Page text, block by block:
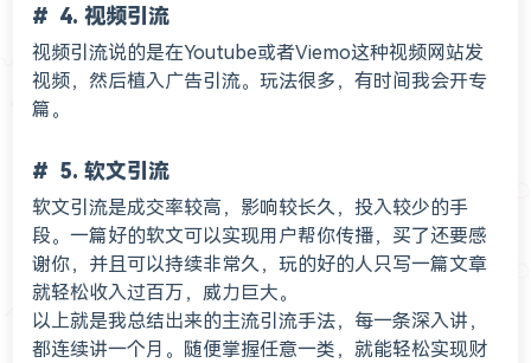
4. 视频引流
视频引流说的是在Youtube或者Viemo这种视频网站发
视频，然后植入广告引流。玩法很多，有时间我会开专
篇。
5. 软文引流
软文引流是成交率较高，影响较长久，投入较少的手
段。一篇好的软文可以实现用户帮你传播，买了还要感
谢你，并且可以持续非常久，玩的好的人只写一篇文章
就轻松收入过百万，威力巨大。
以上就是我总结出来的主流引流手法，每一条深入讲，
都连续讲一个月。随便掌握任意一类，就能轻松实现财